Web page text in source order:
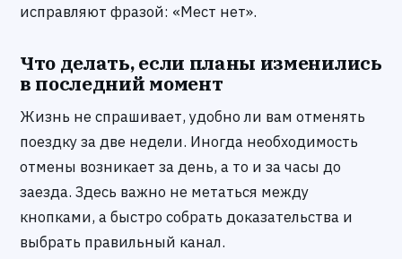
исправляют фразой: «Мест нет».
Что делать, если планы изменились
в последний момент
Жизнь не спрашивает, удобно ли вам отменять
поездку за две недели. Иногда необходимость
отмены возникает за день, а то и за часы до
заезда. Здесь важно не метаться между
кнопками, а быстро собрать доказательства и
выбрать правильный канал.